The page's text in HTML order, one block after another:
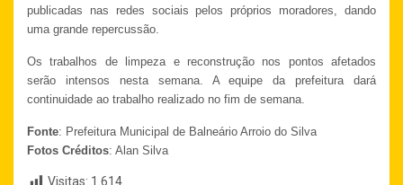
publicadas nas redes sociais pelos próprios moradores, dando
uma grande repercussão.
Os trabalhos de limpeza e reconstrução nos pontos afetados
serão intensos nesta semana. A equipe da prefeitura dará
continuidade ao trabalho realizado no fim de semana.
Fonte: Prefeitura Municipal de Balneário Arroio do Silva
Fotos Créditos: Alan Silva
Visitas: 1.614